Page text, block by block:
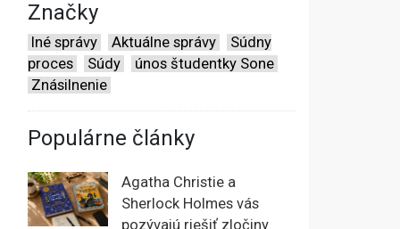
Značky
Iné správy Aktuálne správy
Súdny
proces
Súdy
únos študentky Sone
Znásilnenie
Populárne články
Agatha Christie a
Sherlock Holmes vás
pozývajú riešiť zločiny